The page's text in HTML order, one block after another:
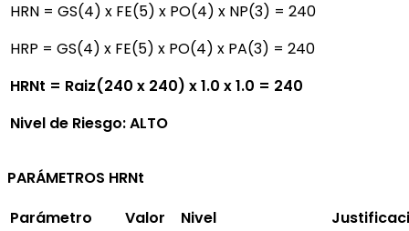
HRN = GS(4) x FE(5) x PO(4) x NP(3) = 240
HRP = GS(4) x FE(5) x PO(4) x PA(3) = 240
HRNt = Raiz(240 x 240) x 1.0 x 1.0 = 240
Nivel de Riesgo: ALTO
PARÁMETROS HRNt
Parámetro
Valor Nivel